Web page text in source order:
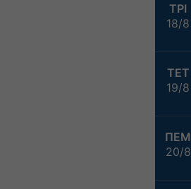
ΤΡΙ
18/8
ΤΕΤ
19/8
ΠΕΜ
20/8